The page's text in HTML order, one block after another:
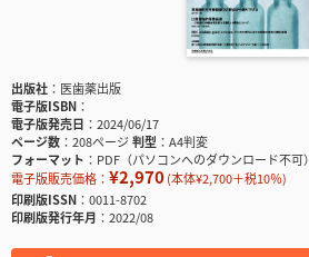
出版社
医歯薬出版
電子版ISBN
電子版発売日
2024/06/17
ページ数
208ページ判型
A4判変
フォーマット
PDF（パソコンへのダウンロード不可）
電子版販売価格： ¥2,970(本体¥2,700＋税10％)
印刷版ISSN
0011-8702
印刷版発行年月
2022/08